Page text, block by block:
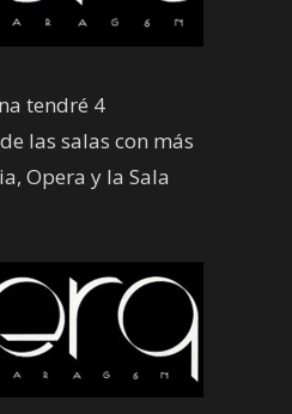
tendré 4
las salas con más
Opera y la Sala